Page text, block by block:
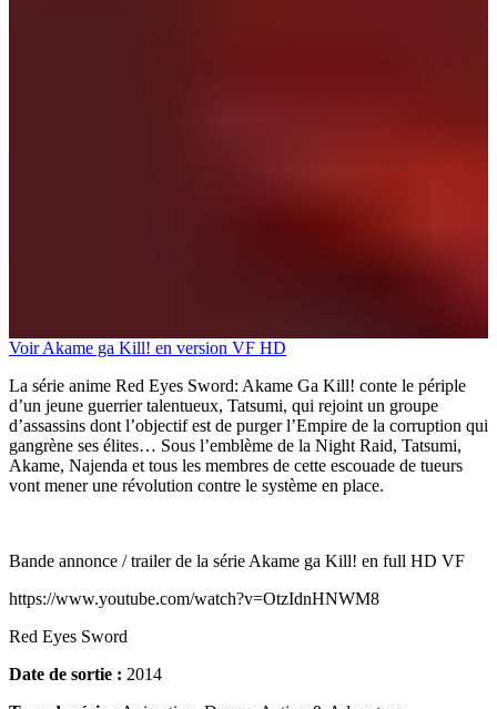
Voir Akame ga Kill! en version VF HD
La série anime Red Eyes Sword: Akame Ga Kill! conte le périple
d’un jeune guerrier talentueux, Tatsumi, qui rejoint un groupe
d’assassins dont l’objectif est de purger l’Empire de la corruption qui
gangrène ses élites… Sous l’emblème de la Night Raid, Tatsumi,
Akame, Najenda et tous les membres de cette escouade de tueurs
vont mener une révolution contre le système en place.
Bande annonce / trailer de la série Akame ga Kill! en full HD VF
https://www.youtube.com/watch?v=OtzIdnHNWM8
Red Eyes Sword
Date de sortie : 2014